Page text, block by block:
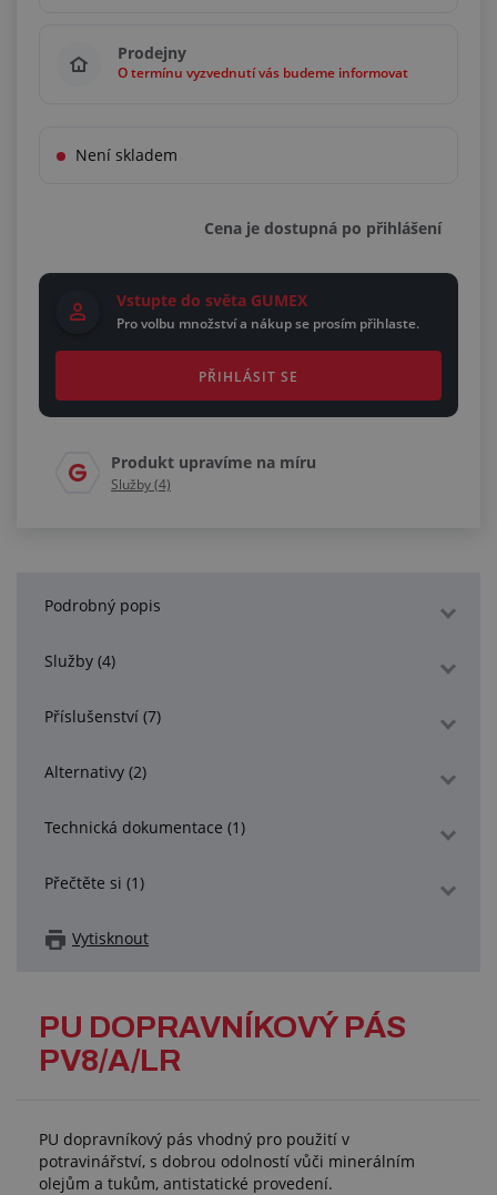
Prodejny
O termínu vyzvednutí vás budeme informovat
Není skladem
Cena je dostupná po přihlášení
Vstupte do světa GUMEX
Pro volbu množství a nákup se prosím přihlaste.
PŘIHLÁSIT SE
Produkt upravíme na míru
Služby (4)
Podrobný popis
Služby (4)
Příslušenství (7)
Alternativy (2)
Technická dokumentace (1)
Přečtěte si (1)
Vytisknout
PU DOPRAVNÍKOVÝ PÁS
PV8/A/LR
PU dopravníkový pás vhodný pro použití v
potravinářství, s dobrou odolností vůči minerálním
olejům a tukům, antistatické provedení.